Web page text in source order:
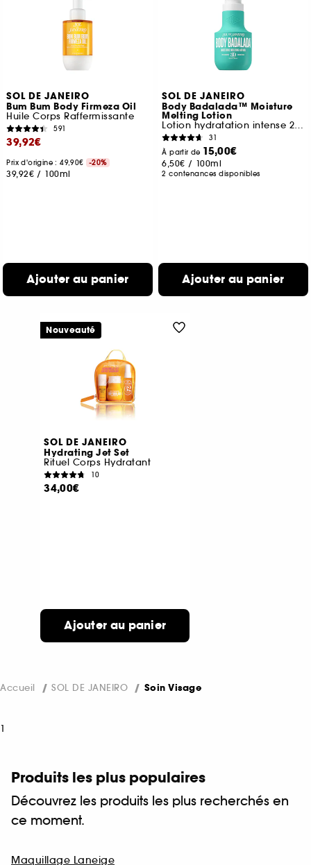
SOL DE JANEIRO
Bum Bum Body Firmeza Oil
Huile Corps Raffermissante
591
39,92€
Prix d'origine : 49,90€ -20%
39,92€ / 100ml
Ajouter au panier
SOL DE JANEIRO
Body Badalada™ Moisture
Melting Lotion
Lotion hydratation intense 24h
31
À partir de 15,00€
6,50€ / 100ml
2 contenances disponibles
Ajouter au panier
SOL DE JANEIRO
Hydrating Jet Set
Rituel Corps Hydratant
10
34,00€
Ajouter au panier
Nouveauté
Accueil SOL DE JANEIRO Soin Visage
1
Produits les plus populaires
Découvrez les produits les plus recherchés en
ce moment.
Maquillage Laneige